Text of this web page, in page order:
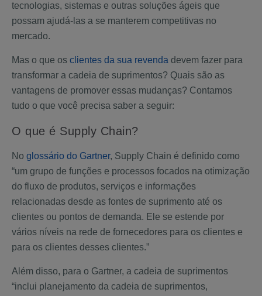
tecnologias, sistemas e outras soluções ágeis que
possam ajudá-las a se manterem competitivas no
mercado.
Mas o que os clientes da sua revenda devem fazer para
transformar a cadeia de suprimentos? Quais são as
vantagens de promover essas mudanças? Contamos
tudo o que você precisa saber a seguir:
O que é Supply Chain?
No glossário do Gartner, Supply Chain é definido como
“um grupo de funções e processos focados na otimização
do fluxo de produtos, serviços e informações
relacionadas desde as fontes de suprimento até os
clientes ou pontos de demanda. Ele se estende por
vários níveis na rede de fornecedores para os clientes e
para os clientes desses clientes.”
Além disso, para o Gartner, a cadeia de suprimentos
“inclui planejamento da cadeia de suprimentos,